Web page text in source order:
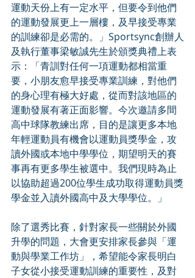
運動天份上有一定水平，但要令到他們
的運動發展更上一層樓，及早接受專業
的訓練卻是必需的。」Sportsync創辦人
及執行董事梁敏誠先生於頒獎典禮上表
示：「青訓對任何一項運動都相當重
要，小朋友愈早接受專業訓練，對他們
的身心理有極大好處，從而對該地區的
運動發展有著正面影響。今次邀請多間
高中球隊教練出席，目的是讓更多本地
年輕運動員有機會以運動員獎學金，攻
讀外國或本地中學學位，期望明天的賽
事再有更多學生被選中。我們現時為止
以協助超過200位學生成功取得運動員獎
學金並入讀外國高中及大學學位。」
除了選秀比賽，針對家長一些關於外國
升學的問題，大會更安排家長參與「運
動與學業工作坊」，希望能令家長明白
子女從小接受運動訓練的重要性，及對